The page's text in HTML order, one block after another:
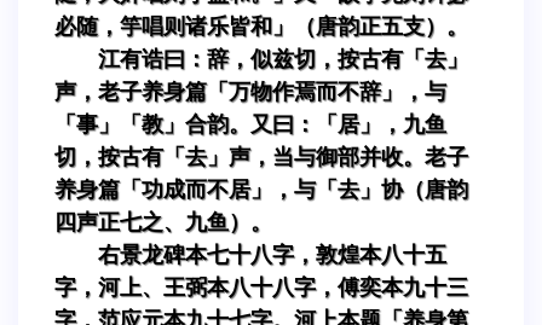
必随，竽唱则诸乐皆和」（唐韵正五支）。
江有诰曰：辞，似兹切，按古有「去」
声，老子养身篇「万物作焉而不辞」，与
「事」「教」合韵。又曰：「居」，九鱼
切，按古有「去」声，当与御部并收。老子
养身篇「功成而不居」，与「去」协（唐韵
四声正七之、九鱼）。
右景龙碑本七十八字，敦煌本八十五
字，河上、王弼本八十八字，傅奕本九十三
字，范应元本九十七字。河上本题「养身第